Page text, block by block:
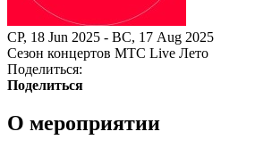
СР, 18 Jun 2025 - ВС, 17 Aug 2025
Сезон концертов МТС Live Лето
Поделиться:
Поделиться
О мероприятии